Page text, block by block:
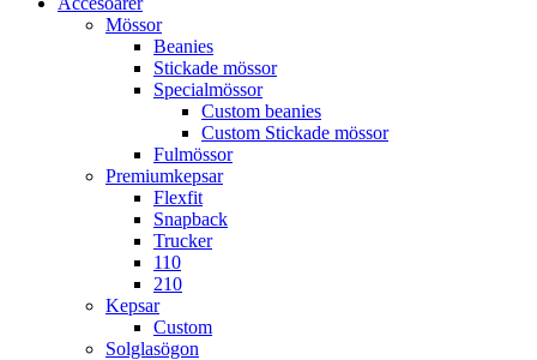
Mössor
Beanies
Stickade mössor
Specialmössor
Custom beanies
Custom Stickade mössor
Fulmössor
Premiumkepsar
Flexfit
Snapback
Trucker
110
210
Kepsar
Custom
Solglasögon